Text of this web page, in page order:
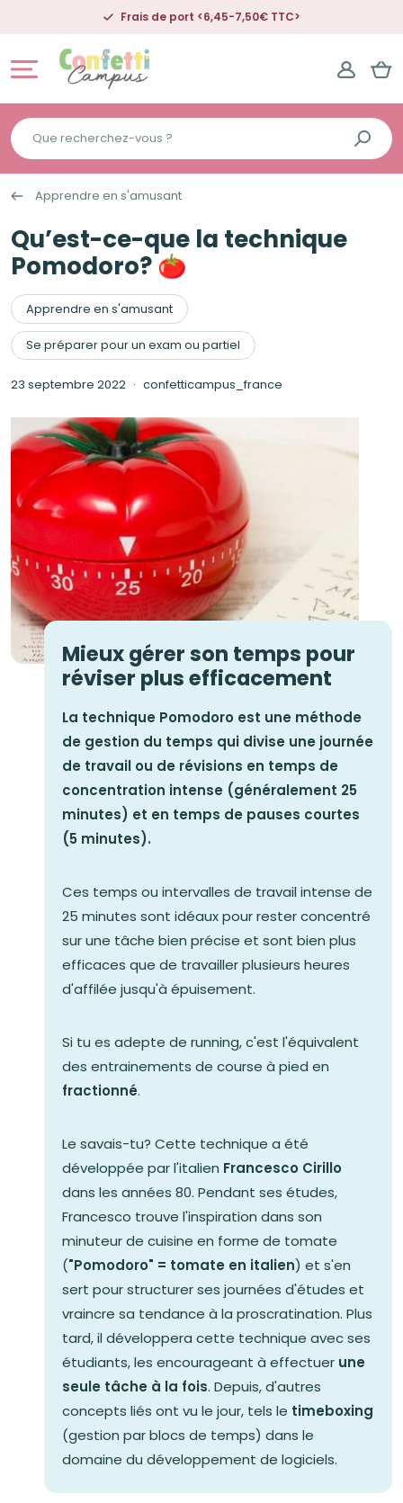
<6,45-7,50€ TTC>
Que
recherchez-
vous
?
Apprendre en s'amusant
Qu’est-ce-que la technique
Pomodoro? 🍅
Apprendre en s'amusant
Se préparer pour un exam ou partiel
23 septembre 2022 confetticampus_france
Mieux gérer son temps pour
réviser plus efficacement
La technique Pomodoro est une méthode
de gestion du temps qui divise une journée
de travail ou de révisions en temps de
concentration intense (généralement 25
minutes) et en temps de pauses courtes
(5 minutes).
Ces temps ou intervalles de travail intense de
25 minutes sont idéaux pour rester concentré
sur une tâche bien précise et sont bien plus
efficaces que de travailler plusieurs heures
d'affilée jusqu'à épuisement.
Si tu es adepte de running, c'est l'équivalent
des entrainements de course à pied en
fractionné.
Le savais-tu? Cette technique a été
développée par l'italien Francesco Cirillo
dans les années 80. Pendant ses études,
Francesco trouve l'inspiration dans son
minuteur de cuisine en forme de tomate
("Pomodoro" = tomate en italien) et s'en
sert pour structurer ses journées d'études et
vraincre sa tendance à la proscratination. Plus
tard, il développera cette technique avec ses
étudiants, les encourageant à effectuer une
seule tâche à la fois. Depuis, d'autres
concepts liés ont vu le jour, tels le timeboxing
(gestion par blocs de temps) dans le
domaine du développement de logiciels.